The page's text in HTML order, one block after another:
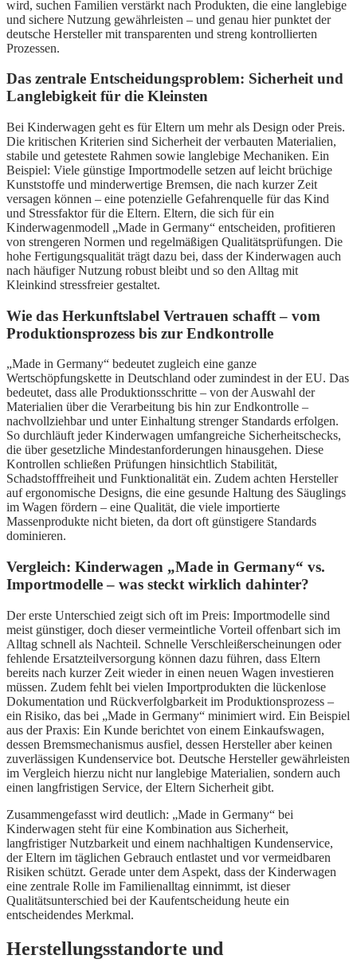
wird, suchen Familien verstärkt nach Produkten, die eine langlebige
und sichere Nutzung gewährleisten – und genau hier punktet der
deutsche Hersteller mit transparenten und streng kontrollierten
Prozessen.
Das zentrale Entscheidungsproblem: Sicherheit und
Langlebigkeit für die Kleinsten
Bei Kinderwagen geht es für Eltern um mehr als Design oder Preis.
Die kritischen Kriterien sind Sicherheit der verbauten Materialien,
stabile und getestete Rahmen sowie langlebige Mechaniken. Ein
Beispiel: Viele günstige Importmodelle setzen auf leicht brüchige
Kunststoffe und minderwertige Bremsen, die nach kurzer Zeit
versagen können – eine potenzielle Gefahrenquelle für das Kind
und Stressfaktor für die Eltern. Eltern, die sich für ein
Kinderwagenmodell „Made in Germany“ entscheiden, profitieren
von strengeren Normen und regelmäßigen Qualitätsprüfungen. Die
hohe Fertigungsqualität trägt dazu bei, dass der Kinderwagen auch
nach häufiger Nutzung robust bleibt und so den Alltag mit
Kleinkind stressfreier gestaltet.
Wie das Herkunftslabel Vertrauen schafft – vom
Produktionsprozess bis zur Endkontrolle
„Made in Germany“ bedeutet zugleich eine ganze
Wertschöpfungskette in Deutschland oder zumindest in der EU. Das
bedeutet, dass alle Produktionsschritte – von der Auswahl der
Materialien über die Verarbeitung bis hin zur Endkontrolle –
nachvollziehbar und unter Einhaltung strenger Standards erfolgen.
So durchläuft jeder Kinderwagen umfangreiche Sicherheitschecks,
die über gesetzliche Mindestanforderungen hinausgehen. Diese
Kontrollen schließen Prüfungen hinsichtlich Stabilität,
Schadstofffreiheit und Funktionalität ein. Zudem achten Hersteller
auf ergonomische Designs, die eine gesunde Haltung des Säuglings
im Wagen fördern – eine Qualität, die viele importierte
Massenprodukte nicht bieten, da dort oft günstigere Standards
dominieren.
Vergleich: Kinderwagen „Made in Germany“ vs.
Importmodelle – was steckt wirklich dahinter?
Der erste Unterschied zeigt sich oft im Preis: Importmodelle sind
meist günstiger, doch dieser vermeintliche Vorteil offenbart sich im
Alltag schnell als Nachteil. Schnelle Verschleißerscheinungen oder
fehlende Ersatzteilversorgung können dazu führen, dass Eltern
bereits nach kurzer Zeit wieder in einen neuen Wagen investieren
müssen. Zudem fehlt bei vielen Importprodukten die lückenlose
Dokumentation und Rückverfolgbarkeit im Produktionsprozess –
ein Risiko, das bei „Made in Germany“ minimiert wird. Ein Beispiel
aus der Praxis: Ein Kunde berichtet von einem Einkaufswagen,
dessen Bremsmechanismus ausfiel, dessen Hersteller aber keinen
zuverlässigen Kundenservice bot. Deutsche Hersteller gewährleisten
im Vergleich hierzu nicht nur langlebige Materialien, sondern auch
einen langfristigen Service, der Eltern Sicherheit gibt.
Zusammengefasst wird deutlich: „Made in Germany“ bei
Kinderwagen steht für eine Kombination aus Sicherheit,
langfristiger Nutzbarkeit und einem nachhaltigen Kundenservice,
der Eltern im täglichen Gebrauch entlastet und vor vermeidbaren
Risiken schützt. Gerade unter dem Aspekt, dass der Kinderwagen
eine zentrale Rolle im Familienalltag einnimmt, ist dieser
Qualitätsunterschied bei der Kaufentscheidung heute ein
entscheidendes Merkmal.
Herstellungsstandorte und